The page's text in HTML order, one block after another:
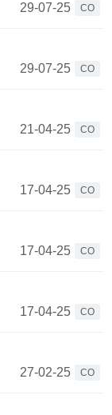
29-07-25
CO
29-07-25
CO
21-04-25
CO
17-04-25
CO
17-04-25
CO
17-04-25
CO
27-02-25
CO